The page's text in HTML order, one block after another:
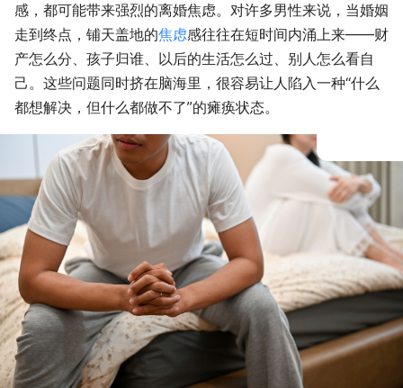
感，都可能带来强烈的离婚焦虑。对许多男性来说，当婚姻
走到终点，铺天盖地的焦虑感往往在短时间内涌上来——财
产怎么分、孩子归谁、以后的生活怎么过、别人怎么看自
己。这些问题同时挤在脑海里，很容易让人陷入一种“什么
都想解决，但什么都做不了”的瘫痪状态。